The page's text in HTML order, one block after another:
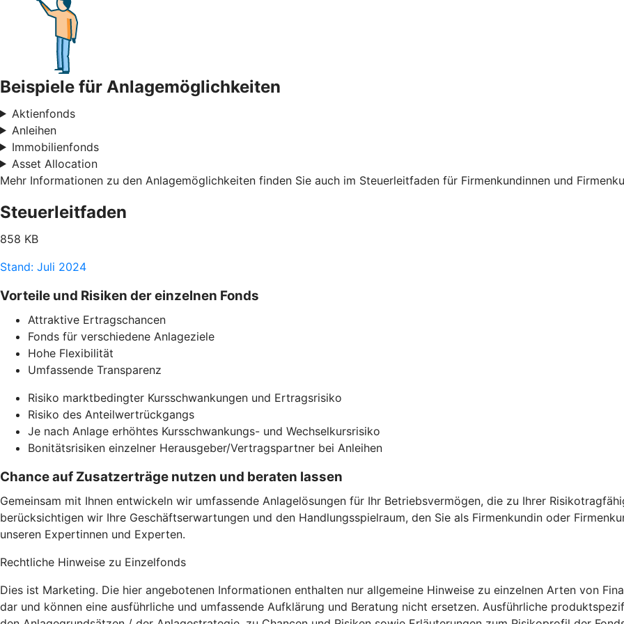
Beispiele für Anlagemöglichkeiten
Aktienfonds
Anleihen
Immobilienfonds
Asset Allocation
Mehr Informationen zu den Anlagemöglichkeiten finden Sie auch im Steuerleitfaden für Firmenkundinnen und
Steuerleitfaden
858 KB
Stand: Juli 2024
Vorteile und Risiken der einzelnen Fonds
Attraktive Ertragschancen
Fonds für verschiedene Anlageziele
Hohe Flexibilität
Umfassende Transparenz
Risiko marktbedingter Kursschwankungen und Ertragsrisiko
Risiko des Anteilwertrückgangs
Je nach Anlage erhöhtes Kursschwankungs- und Wechselkursrisiko
Bonitätsrisiken einzelner Herausgeber/Vertragspartner bei Anleihen
Chance auf Zusatzerträge nutzen und beraten lassen
Gemeinsam mit Ihnen entwickeln wir umfassende Anlagelösungen für Ihr Betriebsvermögen, die zu Ihrer
berücksichtigen wir Ihre Geschäftserwartungen und den Handlungsspielraum, den Sie als Firmenkundin oder
unseren Expertinnen und Experten.
Rechtliche Hinweise zu Einzelfonds
Dies ist Marketing. Die hier angebotenen Informationen enthalten nur allgemeine Hinweise zu einzelnen Arten von
dar und können eine ausführliche und umfassende Aufklärung und Beratung nicht ersetzen. Ausführliche